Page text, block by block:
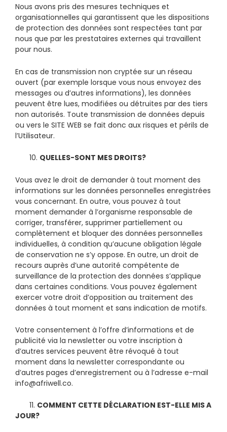
Nous avons pris des mesures techniques et
organisationnelles qui garantissent que les dispositions
de protection des données sont respectées tant par
nous que par les prestataires externes qui travaillent
pour nous.
En cas de transmission non cryptée sur un réseau
ouvert (par exemple lorsque vous nous envoyez des
messages ou d’autres informations), les données
peuvent être lues, modifiées ou détruites par des tiers
non autorisés. Toute transmission de données depuis
ou vers le SITE WEB se fait donc aux risques et périls de
l’Utilisateur.
10. QUELLES-SONT MES DROITS?
Vous avez le droit de demander à tout moment des
informations sur les données personnelles enregistrées
vous concernant. En outre, vous pouvez à tout
moment demander à l’organisme responsable de
corriger, transférer, supprimer partiellement ou
complètement et bloquer des données personnelles
individuelles, à condition qu’aucune obligation légale
de conservation ne s’y oppose. En outre, un droit de
recours auprès d’une autorité compétente de
surveillance de la protection des données s’applique
dans certaines conditions. Vous pouvez également
exercer votre droit d’opposition au traitement des
données à tout moment et sans indication de motifs.
Votre consentement à l’offre d’informations et de
publicité via la newsletter ou votre inscription à
d’autres services peuvent être révoqué à tout
moment dans la newsletter correspondante ou
d’autres pages d’enregistrement ou à l’adresse e-mail
info@afriwell.co.
11. COMMENT CETTE DÉCLARATION EST-ELLE MIS A
JOUR?